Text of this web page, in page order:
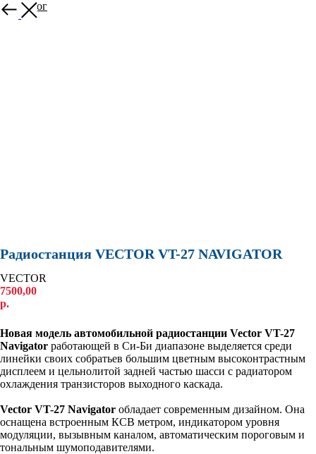
В каталог
Радиостанция VECTOR VT-27 NAVIGATOR
VECTOR
7500,00
р.
Новая модель автомобильной радиостанции Vector VT-27
Navigator работающей в Си-Би диапазоне выделяется среди
линейки своих собратьев большим цветным высоконтрастным
дисплеем и цельнолитой задней частью шасси с радиатором
охлаждения транзисторов выходного каскада.
Vector VT-27 Navigator обладает современным дизайном. Она
оснащена встроенным КСВ метром, индикатором уровня
модуляции, вызывным каналом, автоматическим пороговым и
тональным шумоподавителями.